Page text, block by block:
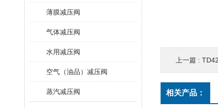
薄膜减压阀
气体减压阀
水用减压阀
空气（油品）减压阀
蒸汽减压阀
上一篇 :
相关产品：